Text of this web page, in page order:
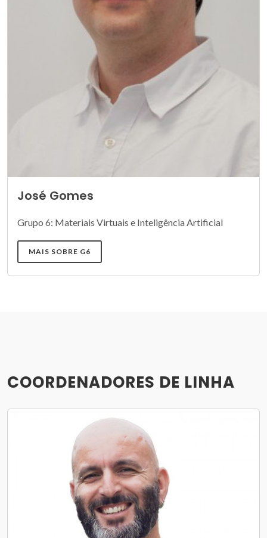
José Gomes
Grupo 6: Materiais Virtuais e Inteligência Artificial
MAIS SOBRE G6
COORDENADORES DE LINHA